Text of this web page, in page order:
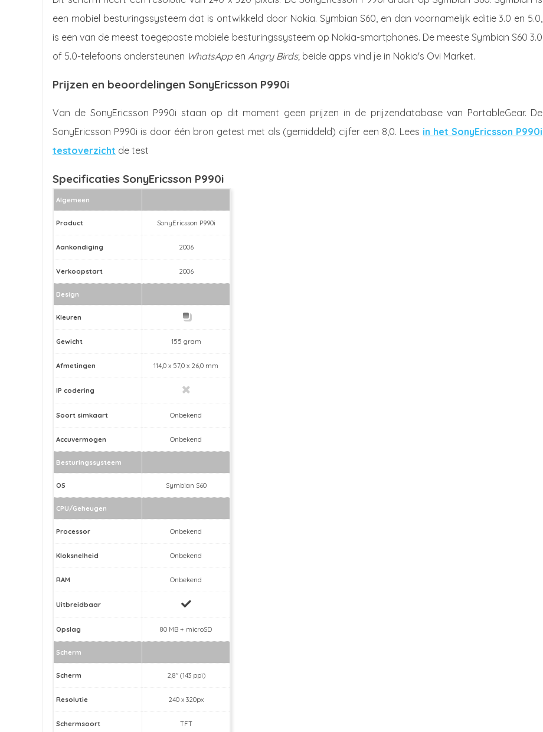
een mobiel besturingssysteem dat is ontwikkeld door Nokia. Symbian S60, en dan voornamelijk editie 3.0 en 5.0,
is een van de meest toegepaste mobiele besturingssysteem op Nokia-smartphones. De meeste Symbian S60 3.0
of 5.0-telefoons ondersteunen WhatsApp en Angry Birds; beide apps vind je in Nokia's Ovi Market.
Prijzen en beoordelingen SonyEricsson P990i
Van de SonyEricsson P990i staan op dit moment geen prijzen in de prijzendatabase van PortableGear. De
SonyEricsson P990i is door één bron getest met als (gemiddeld) cijfer een 8,0. Lees in het SonyEricsson P990i
testoverzicht de test
Specificaties SonyEricsson P990i
Algemeen
Product SonyEricsson P990i
Aankondiging 2006
Verkoopstart 2006
Design
Kleuren
Gewicht 155 gram
Afmetingen 114,0 x 57,0 x 26,0 mm
IP codering
Soort simkaart Onbekend
Accuvermogen Onbekend
Besturingssysteem
OS Symbian S60
CPU/Geheugen
Processor Onbekend
Kloksnelheid Onbekend
RAM Onbekend
Uitbreidbaar
Opslag 80 MB + microSD
Scherm
Scherm 2,8" (143 ppi)
Resolutie 240 x 320px
Schermsoort TFT